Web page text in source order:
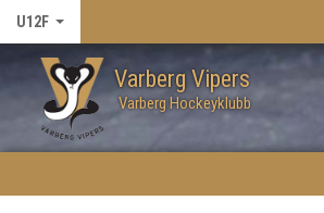
U12F
Varberg Vipers
Varberg Hockeyklubb